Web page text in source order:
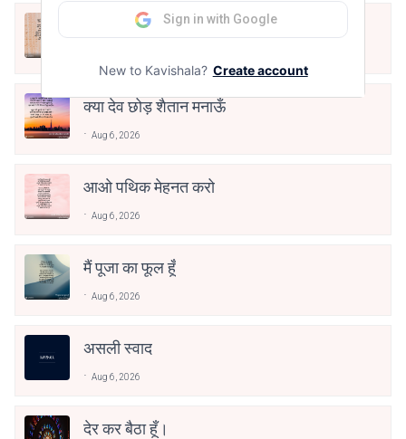
क्या देव छोड़ शैतान मनाऊँ
Aug 6, 2026
आओ पथिक मेहनत करो
Aug 6, 2026
मैं पूजा का फूल हूँ
Aug 6, 2026
असली स्वाद
Aug 6, 2026
देर कर बैठा हूँ।
Sign in with Google
New to Kavishala? Create account